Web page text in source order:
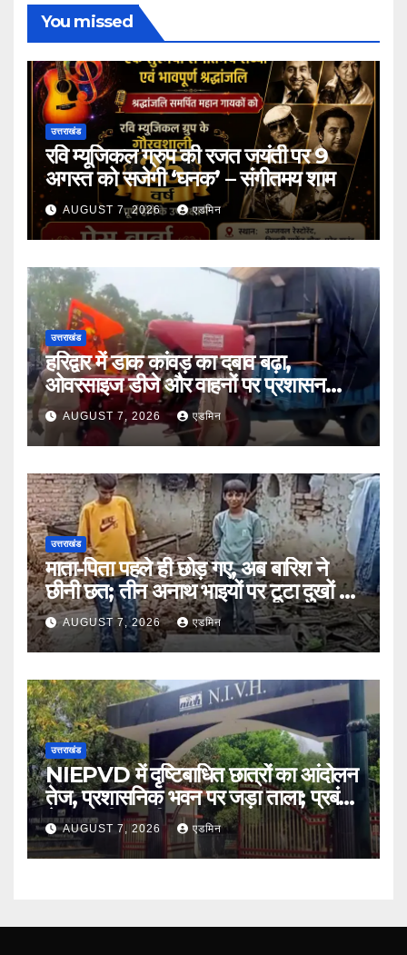
You missed
उत्तराखंड
रवि म्यूजिकल ग्रुप की रजत जयंती पर 9
अगस्त को सजेगी ‘घनक’ – संगीतमय शाम
AUGUST 7, 2026 एडमिन
उत्तराखंड
हरिद्वार में डाक कांवड़ का दबाव बढ़ा,
ओवरसाइज डीजे और वाहनों पर प्रशासन
सख्तAUGUST 7, 2026 एडमिन
उत्तराखंड
माता-पिता पहले ही छोड़ गए, अब बारिश ने
छीनी छत; तीन अनाथ भाइयों पर टूटा दुखों का
पहाड़AUGUST 7, 2026 एडमिन
उत्तराखंड
NIEPVD में दृष्टिबाधित छात्रों का आंदोलन
तेज, प्रशासनिक भवन पर जड़ा ताला; प्रबंधन
ने शुरू की बातचीत
AUGUST 7, 2026 एडमिन